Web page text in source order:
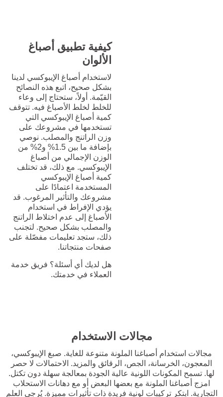
كيفية تطبيق أصباغ
الألوان
لاستخدام أصباغ الإيبوكسي لدينا
بشكل صحيح، اتبع هذه النصائح
القيّمة. أولاً، ستحتاج إلى وعاء
للخلط لخلط الأصباغ فيه. تتوقف
كمية أصباغ الإيبوكسي التي
تستخدمها في مشروعك على
وزن الراتنج والمصلب. نوصي
بإضافة ما بين 1.5% و2% من
الوزن الإجمالي من أصباغ
الإيبوكسي. مع ذلك، قد تختلف
كمية أصباغ الإيبوكسي
المستخدمة اعتمادًا على
مشروعك والتأثير المرغوب. قد
يؤدي الإفراط في استخدام
الأصباغ إلى عدم اختلاط الراتنج
والمصلب بشكل صحيح. لتجنب
ذلك، ستجد تعليمات مفصّلة على
صفحات منتجاتنا.
هل لديك أي أسئلة؟ فريق خدمة
العملاء في خدمتك.
مجالات الاستخدام
مجالات استخدام أصباغنا الملونة متنوعة للغاية. صبغ الإيبوكسي،
المعجون، الخرسانة، الجص، الرقائق والمزيد. الاحتمالات لا حصر
لها. تسمح المكونات اللونية عالية الجودة بمعالجة سهلة دون تكتل.
امزج أصباغنا الملونة مع بعضها البعض أو مع دهانات الاستحلاب
التجارية. ابتكر تركيبات لونية فريدة ذات تأثيرات مميزة. يُرجى العلم